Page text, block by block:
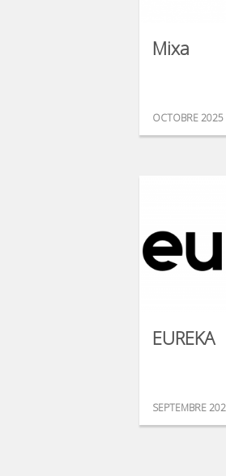
Mixa
OCTOBRE 2025
EUREKA
SEPTEMBRE